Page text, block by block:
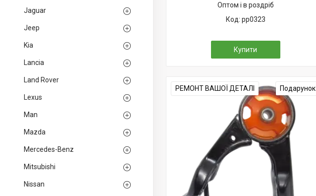
Jaguar
Jeep
Kia
Lancia
Land Rover
Lexus
Man
Mazda
Mercedes-Benz
Mitsubishi
Nissan
Оптом і в роздріб
pp0323
Купити
РЕМОНТ ВАШОЇ ДЕТАЛІ Подарунок